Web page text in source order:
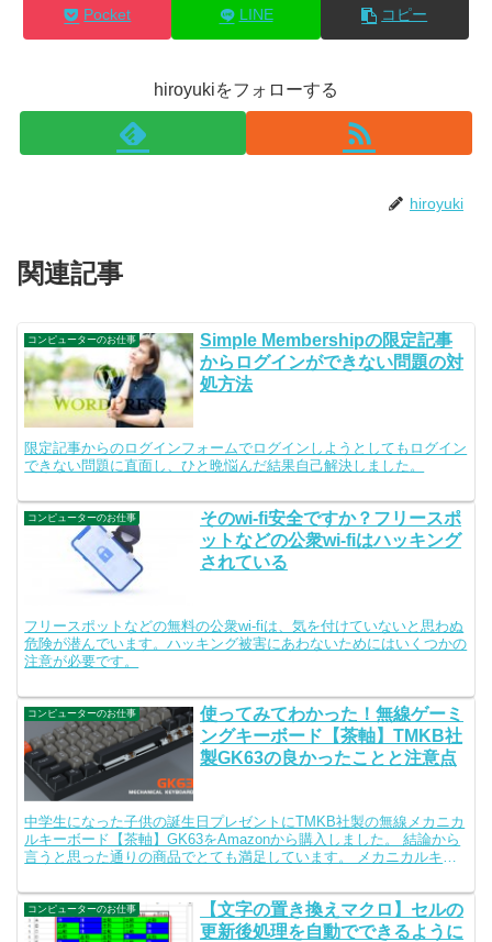
Pocket LINE コピー
hiroyukiをフォローする
hiroyuki
関連記事
コンピューターのお仕事
Simple Membershipの限定記事
からログインができない問題の対
処方法
限定記事からのログインフォームでログインしようとしてもログイン
できない問題に直面し、ひと晩悩んだ結果自己解決しました。
コンピューターのお仕事
そのwi-fi安全ですか？フリースポ
ットなどの公衆wi-fiはハッキング
されている
フリースポットなどの無料の公衆wi-fiは、気を付けていないと思わぬ
危険が潜んでいます。ハッキング被害にあわないためにはいくつかの
注意が必要です。
コンピューターのお仕事
使ってみてわかった！無線ゲーミ
ングキーボード【茶軸】TMKB社
製GK63の良かったことと注意点
中学生になった子供の誕生日プレゼントにTMKB社製の無線メカニカ
ルキーボード【茶軸】GK63をAmazonから購入しました。 結論から
言うと思った通りの商品でとても満足しています。 メカニカルキー
コンピューターのお仕事
【文字の置き換えマクロ】セルの
更新後処理を自動でできるように